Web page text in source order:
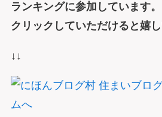
ランキングに参加しています。
クリックしていただけると嬉し
↓↓